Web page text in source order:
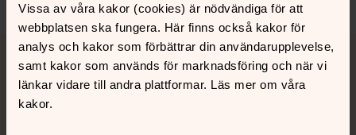
Vissa av våra kakor (cookies) är nödvändiga för att
webbplatsen ska fungera. Här finns också kakor för
analys och kakor som förbättrar din användarupplevelse,
samt kakor som används för marknadsföring och när vi
länkar vidare till andra plattformar. Läs mer om våra
kakor.
Tillbaka till toppen
Tillbaka till innehållet